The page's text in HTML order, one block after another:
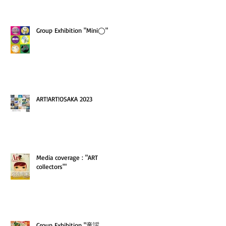
Group Exhibition "Mini◯"
ART!ART!OSAKA 2023
Media coverage : "ART
collectors'"